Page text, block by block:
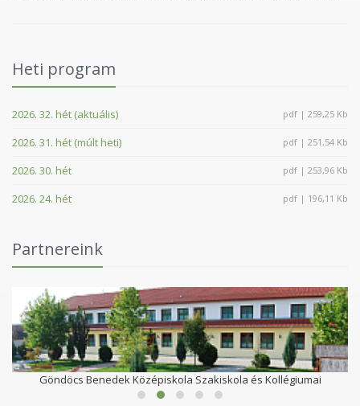
Heti program
2026. 32. hét (aktuális) pdf | 259,25 Kb
2026. 31. hét (múlt heti) pdf | 251,54 Kb
2026. 30. hét pdf | 253,96 Kb
2026. 24. hét pdf | 196,11 Kb
Partnereink
Göndöcs Benedek Középiskola Szakiskola és Kollégiumai